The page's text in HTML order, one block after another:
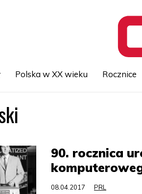
Polska w XX wieku Rocznice
90. rocznica
08.04.2017 PRL